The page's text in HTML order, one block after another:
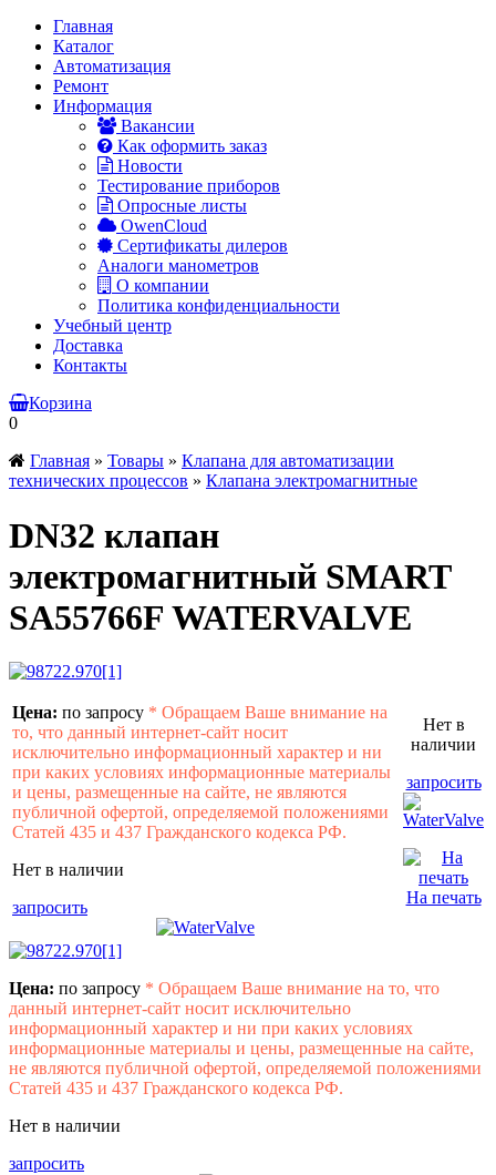
Главная
Каталог
Автоматизация
Ремонт
Информация
Вакансии
Как оформить заказ
Новости
Тестирование приборов
Опросные листы
OwenCloud
Сертификаты дилеров
Аналоги манометров
О компании
Политика конфиденциальности
Учебный центр
Доставка
Контакты
Корзина
0
Главная » Товары » Клапана для автоматизации
технических процессов » Клапана электромагнитные
DN32 клапан
электромагнитный SMART
SA55766F WATERVALVE
Цена: по запросу * Обращаем Ваше внимание на
то, что данный интернет-сайт носит
исключительно информационный характер и ни
при каких условиях информационные материалы
и цены, размещенные на сайте, не являются
публичной офертой, определяемой положениями
Статей 435 и 437 Гражданского кодекса РФ.
Нет в наличии
запросить
Нет в
наличии
запросить
На печать
Цена: по запросу * Обращаем Ваше внимание на то, что
данный интернет-сайт носит исключительно
информационный характер и ни при каких условиях
информационные материалы и цены, размещенные на сайте,
не являются публичной офертой, определяемой положениями
Статей 435 и 437 Гражданского кодекса РФ.
Нет в наличии
запросить